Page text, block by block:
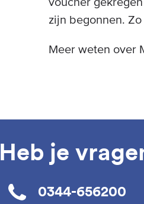
zijn begonnen.
Meer weten over
Heb je
0344-656200